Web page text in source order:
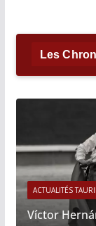
Les
ACTUALITÉS
Víctor